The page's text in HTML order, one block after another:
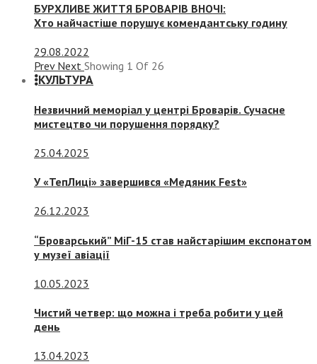
БУРХЛИВЕ ЖИТТЯ БРОВАРІВ ВНОЧІ:
Хто найчастіше порушує комендантську годину
29.08.2022
Prev Next Showing 1 Of 26
КУЛЬТУРА
Незвичний меморіал у центрі Броварів. Сучасне
мистецтво чи порушення порядку?
25.04.2025
У «ТепЛиці» завершився «Медяник Fest»
26.12.2023
“Броварський” МіГ-15 став найстарішим експонатом
у музеї авіації
10.05.2023
Чистий четвер: що можна і треба робити у цей
день
13.04.2023